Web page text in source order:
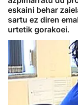
eskaini behar
sartu ez diren
urtetik gorakoei.